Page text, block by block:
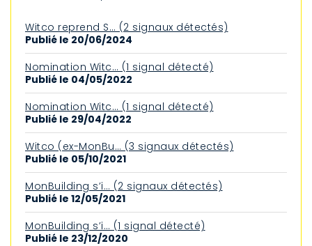
Witco reprend S… (2 signaux détectés)
Publié le 20/06/2024
Nomination Witc… (1 signal détecté)
Publié le 04/05/2022
Nomination Witc… (1 signal détecté)
Publié le 29/04/2022
Witco (ex-MonBu… (3 signaux détectés)
Publié le 05/10/2021
MonBuilding s’i… (2 signaux détectés)
Publié le 12/05/2021
MonBuilding s’i… (1 signal détecté)
Publié le 23/12/2020